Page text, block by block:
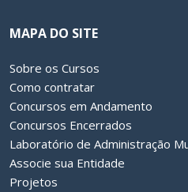
MAPA DO SITE
Sobre os Cursos
Como contratar
Concursos em Andamento
Concursos Encerrados
Laboratório de Administração
Associe sua Entidade
Projetos